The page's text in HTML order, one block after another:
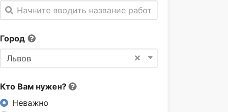
Начните вводить название работы
Город
×
Львов
Кто Вам нужен?
Неважно